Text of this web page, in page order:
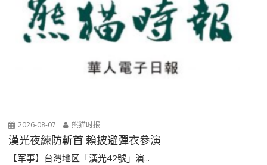
2026-08-07 熊猫时报
漢光夜練防斬首 賴披避彈衣參演
【军事】台灣地区「漢光42號」演...